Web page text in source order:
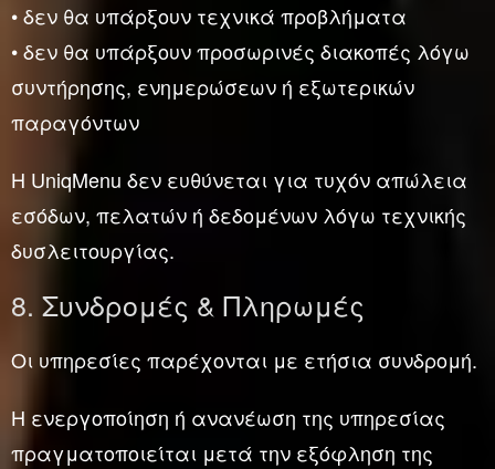
• δεν θα υπάρξουν τεχνικά προβλήματα
• δεν θα υπάρξουν προσωρινές διακοπές λόγω
συντήρησης, ενημερώσεων ή εξωτερικών
παραγόντων
Η UniqMenu δεν ευθύνεται για τυχόν απώλεια
εσόδων, πελατών ή δεδομένων λόγω τεχνικής
δυσλειτουργίας.
8. Συνδρομές & Πληρωμές
Οι υπηρεσίες παρέχονται με ετήσια συνδρομή.
Η ενεργοποίηση ή ανανέωση της υπηρεσίας
πραγματοποιείται μετά την εξόφληση της